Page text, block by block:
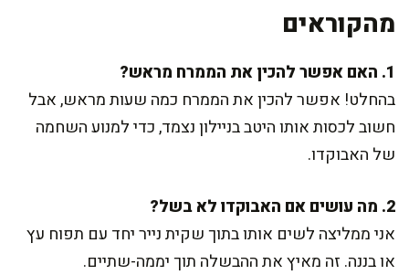
מהקוראים
1. האם אפשר להכין את הממרח מראש?
בהחלט! אפשר להכין את הממרח כמה שעות מראש, אבל
חשוב לכסות אותו היטב בניילון נצמד, כדי למנוע השחמה
של האבוקדו.
2. מה עושים אם האבוקדו לא בשל?
אני ממליצה לשים אותו בתוך שקית נייר יחד עם תפוח עץ
או בננה. זה מאיץ את ההבשלה תוך יממה-שתיים.